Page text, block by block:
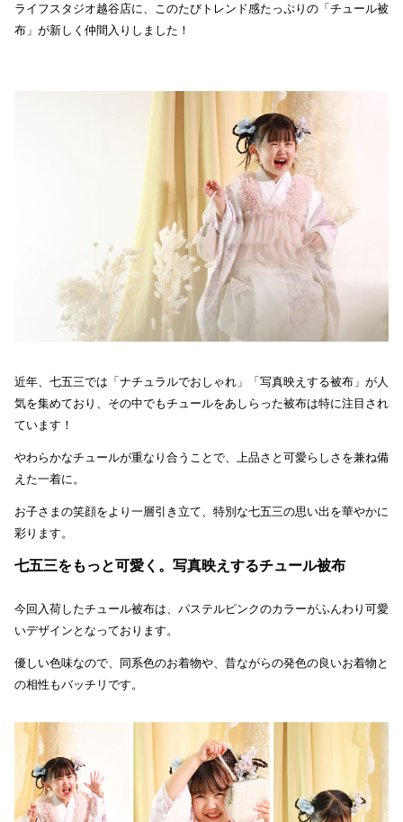
ライフスタジオ越谷店に、このたびトレンド感たっぷりの「チュール被
布」が新しく仲間入りしました！
近年、七五三では「ナチュラルでおしゃれ」「写真映えする被布」が人
気を集めており、その中でもチュールをあしらった被布は特に注目され
ています！
やわらかなチュールが重なり合うことで、上品さと可愛らしさを兼ね備
えた一着に。
お子さまの笑顔をより一層引き立て、特別な七五三の思い出を華やかに
彩ります。
七五三をもっと可愛く。写真映えするチュール被布
今回入荷したチュール被布は、パステルピンクのカラーがふんわり可愛
いデザインとなっております。
優しい色味なので、同系色のお着物や、昔ながらの発色の良いお着物と
の相性もバッチリです。